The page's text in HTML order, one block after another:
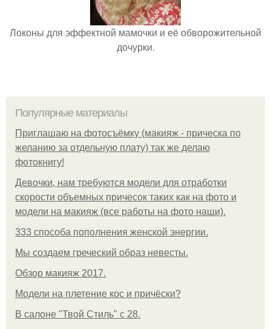
Локоны для эффектной мамочки и её обворожительной
дочурки.
Популярные материалы
Приглашаю на фотосъёмку (макияж - прическа по
желанию за отдельную плату) так же делаю
фотокнигу!
Девочки, нам требуются модели для отработки
скорости объемных причесок таких как на фото и
модели на макияж (все работы на фото наши).
333 способа пополнения женской энергии.
Мы создаем греческий образ невесты.
Обзор макияж 2017.
Модели на плетение кос и причёски?
В салоне "Твой Стиль" с 28.